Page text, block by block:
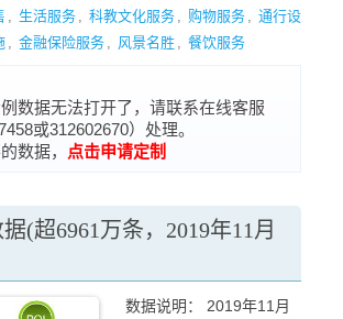
, 生活服务 , 科教文化服务 , 购物服务 , 通行设
, 金融保险服务 , 风景名胜 , 餐饮服务
数据无法打开了，请联系在线客服
或312602670）处理。
数据，
点击申请定制
(超6961万条，2019年11月
数据说明： 2019年11月